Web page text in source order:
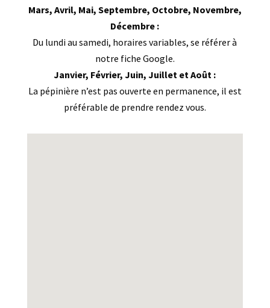
Mars, Avril, Mai, Septembre, Octobre, Novembre,
Décembre :
Du lundi au samedi, horaires variables, se référer à
notre fiche Google.
Janvier, Février, Juin, Juillet et Août :
La pépinière n’est pas ouverte en permanence, il est
préférable de prendre rendez vous.